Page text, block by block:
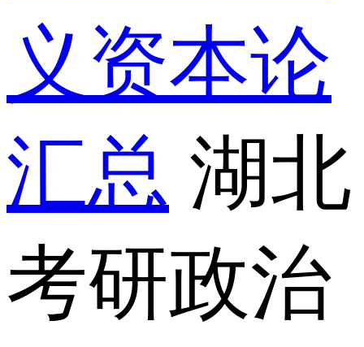
义资本论
汇总 湖北
考研政治